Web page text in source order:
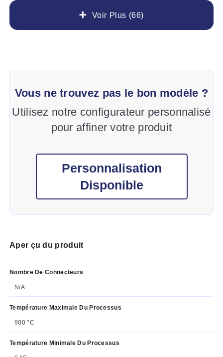
Voir Plus (66)
Vous ne trouvez pas le bon modèle ?
Utilisez notre configurateur personnalisé
pour affiner votre produit
Personnalisation
Disponible
Aper çu du produit
Nombre De Connecteurs
N/A
Température Maximale Du Processus
900 °C
Température Minimale Du Processus